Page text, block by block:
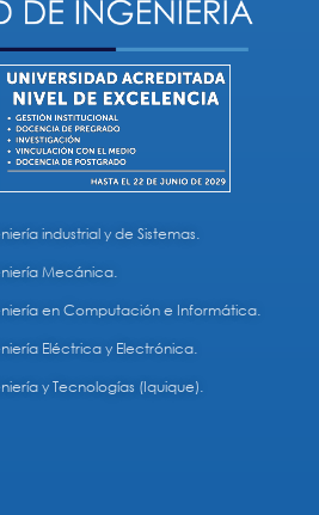
industrial y de Sistemas.
Mecánica.
en Computación e Informática.
Eléctrica y Electrónica.
y Tecnologías (Iquique).